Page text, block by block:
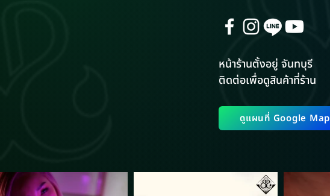
หน้าร้านตั้งอยู่ จันทบุรี
ติดต่อเพื่อดูสินค้าที่ร้าน
ดูแผนที่ Google Map